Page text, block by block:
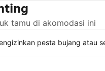
tamu di akomodasi ini
pesta bujang atau